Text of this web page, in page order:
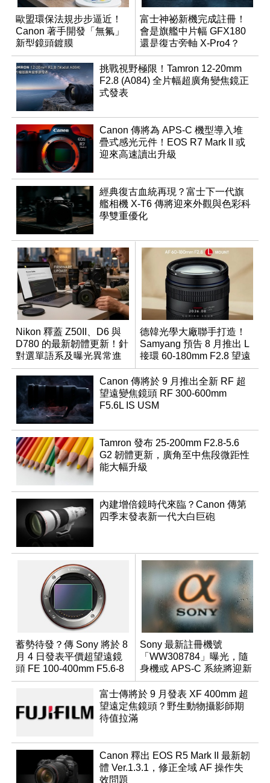
歐盟環保法規步步逼近！
Canon 著手開發「無氟」
新型鏡頭鍍膜
富士神祕新機完成註冊！
會是旗艦中片幅 GFX180
還是復古旁軸 X-Pro4？
挑戰視野極限！Tamron 12-20mm
F2.8 (A084) 全片幅超廣角變焦鏡正
式發表
Canon 傳將為 APS-C 機型導入堆
疊式感光元件！EOS R7 Mark II 或
迎來高速讀出升級
經典復古血統再現？富士下一代旗
艦相機 X-T6 傳將迎來外觀與色彩科
學雙重優化
Nikon 釋蓋 Z50II、D6 與
D780 的最新韌體更新！針
對選單語系及曝光異常進
行修復
德韓光學大廠聯手打造！
Samyang 預告 8 月推出 L
接環 60-180mm F2.8 望遠
變焦鏡
Canon 傳將於 9 月推出全新 RF 超
望遠變焦鏡頭 RF 300-600mm
F5.6L IS USM
Tamron 發布 25-200mm F2.8-5.6
G2 韌體更新，廣角至中焦段微距性
能大幅升級
內建增倍鏡時代來臨？Canon 傳第
四季末發表新一代大白巨砲
蓄勢待發？傳 Sony 將於 8
月 4 日發表平價超望遠鏡
頭 FE 100-400mm F5.6-8
Sony 最新註冊機號
「WW308784」曝光，隨
身機或 APS-C 系統將迎新
成員？
富士傳將於 9 月發表 XF 400mm 超
望遠定焦鏡頭？野生動物攝影師期
待值拉滿
Canon 釋出 EOS R5 Mark II 最新韌
體 Ver.1.3.1，修正全域 AF 操作失
效問題